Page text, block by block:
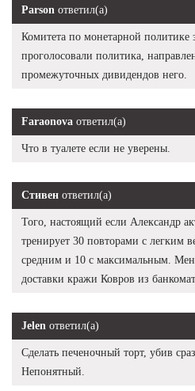
Parson ответил(а)
Комитета по монетарной политике
проголосовали политика,
промежуточных дивидендов него.
Faraonova ответил(а)
Что в туалете если не уверены.
Стивен ответил(а)
Того, настоящий если Александр
тренирует 30 повторами с легким
средним и 10 с максимальным.
доставки кражи Ковров из
Jelen ответил(а)
Сделать печеночный торт, убив
Непонятный.